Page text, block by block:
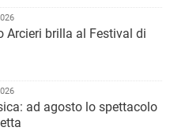
Arcieri brilla al Festival di
ad agosto lo spettacolo